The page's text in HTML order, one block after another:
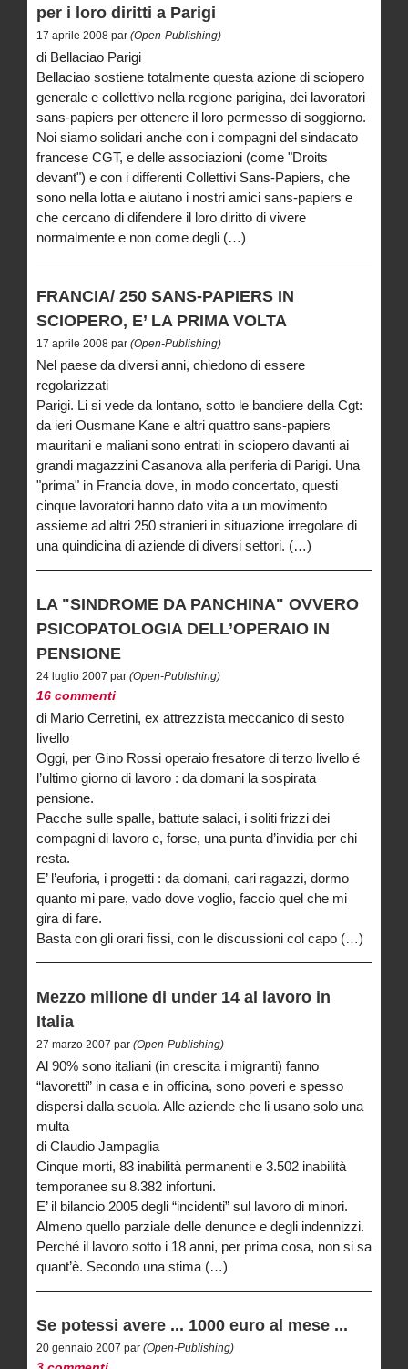
per i loro diritti a Parigi
17 aprile 2008 par (Open-Publishing)
di Bellaciao Parigi
Bellaciao sostiene totalmente questa azione di sciopero
generale e collettivo nella regione parigina, dei lavoratori
sans-papiers per ottenere il loro permesso di soggiorno.
Noi siamo solidari anche con i compagni del sindacato
francese CGT, e delle associazioni (come "Droits
devant") e con i differenti Collettivi Sans-Papiers, che
sono nella lotta e aiutano i nostri amici sans-papiers e
che cercano di difendere il loro diritto di vivere
normalmente e non come degli (…)
FRANCIA/ 250 SANS-PAPIERS IN
SCIOPERO, E’ LA PRIMA VOLTA
17 aprile 2008 par (Open-Publishing)
Nel paese da diversi anni, chiedono di essere
regolarizzati
Parigi. Li si vede da lontano, sotto le bandiere della Cgt:
da ieri Ousmane Kane e altri quattro sans-papiers
mauritani e maliani sono entrati in sciopero davanti ai
grandi magazzini Casanova alla periferia di Parigi. Una
"prima" in Francia dove, in modo concertato, questi
cinque lavoratori hanno dato vita a un movimento
assieme ad altri 250 stranieri in situazione irregolare di
una quindicina di aziende di diversi settori. (…)
LA "SINDROME DA PANCHINA" OVVERO
PSICOPATOLOGIA DELL’OPERAIO IN
PENSIONE
24 luglio 2007 par (Open-Publishing)
16 commenti
di Mario Cerretini, ex attrezzista meccanico di sesto
livello
Oggi, per Gino Rossi operaio fresatore di terzo livello é
l’ultimo giorno di lavoro : da domani la sospirata
pensione.
Pacche sulle spalle, battute salaci, i soliti frizzi dei
compagni di lavoro e, forse, una punta d’invidia per chi
resta.
E’ l’euforia, i progetti : da domani, cari ragazzi, dormo
quanto mi pare, vado dove voglio, faccio quel che mi
gira di fare.
Basta con gli orari fissi, con le discussioni col capo (…)
Mezzo milione di under 14 al lavoro in
Italia
27 marzo 2007 par (Open-Publishing)
Al 90% sono italiani (in crescita i migranti) fanno
“lavoretti” in casa e in officina, sono poveri e spesso
dispersi dalla scuola. Alle aziende che li usano solo una
multa
di Claudio Jampaglia
Cinque morti, 83 inabilità permanenti e 3.502 inabilità
temporanee su 8.382 infortuni.
E’ il bilancio 2005 degli “incidenti” sul lavoro di minori.
Almeno quello parziale delle denunce e degli indennizzi.
Perché il lavoro sotto i 18 anni, per prima cosa, non si sa
quant’è. Secondo una stima (…)
Se potessi avere ... 1000 euro al mese ...
20 gennaio 2007 par (Open-Publishing)